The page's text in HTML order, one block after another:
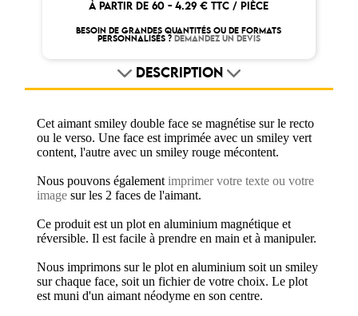
À PARTIR DE 60 -4.29 € TTC / PIÈCE
BESOIN DE GRANDES QUANTITÉS OU DE FORMATS
PERSONNALISÉS ? DEMANDEZ UN DEVIS
DESCRIPTION
Cet aimant smiley double face se magnétise sur le recto
ou le verso. Une face est imprimée avec un smiley vert
content, l'autre avec un smiley rouge mécontent.
Nous pouvons égalementimprimer votre texte ou votre
image sur les 2 faces de l'aimant.
Ce produit est un plot en aluminium magnétique et
réversible. Il est facile à prendre en main et à manipuler.
Nous imprimons sur le plot en aluminium soit un smiley
sur chaque face, soit un fichier de votre choix. Le plot
est muni d'un aimant néodyme en son centre.